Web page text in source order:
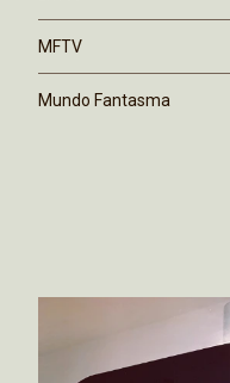
MFTV
Mundo Fantasma